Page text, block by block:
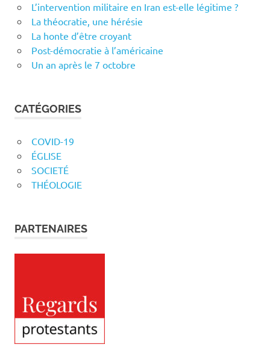
L’intervention militaire en Iran est-elle légitime ?
La théocratie, une hérésie
La honte d’être croyant
Post-démocratie à l’américaine
Un an après le 7 octobre
CATÉGORIES
COVID-19
ÉGLISE
SOCIETÉ
THÉOLOGIE
PARTENAIRES